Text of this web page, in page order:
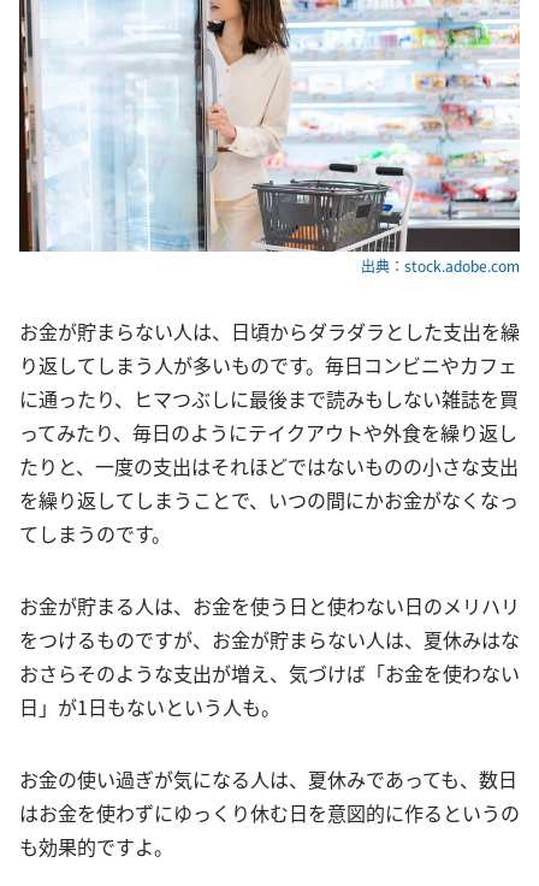
出典：stock.adobe.com
お金が貯まらない人は、日頃からダラダラとした支出を繰
り返してしまう人が多いものです。毎日コンビニやカフェ
に通ったり、ヒマつぶしに最後まで読みもしない雑誌を買
ってみたり、毎日のようにテイクアウトや外食を繰り返し
たりと、一度の支出はそれほどではないものの小さな支出
を繰り返してしまうことで、いつの間にかお金がなくなっ
てしまうのです。
お金が貯まる人は、お金を使う日と使わない日のメリハリ
をつけるものですが、お金が貯まらない人は、夏休みはな
おさらそのような支出が増え、気づけば「お金を使わない
日」が1日もないという人も。
お金の使い過ぎが気になる人は、夏休みであっても、数日
はお金を使わずにゆっくり休む日を意図的に作るというの
も効果的ですよ。